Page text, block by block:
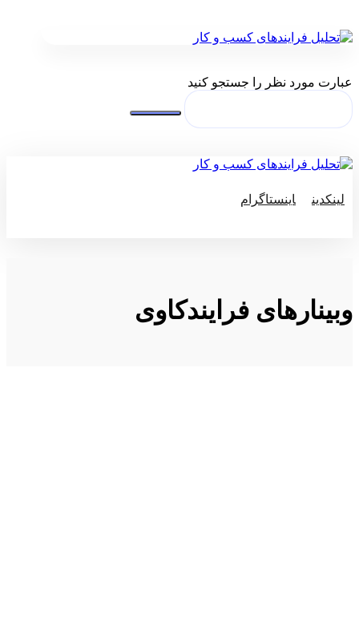
عبارت مورد نظر را جستجو کنید
لینکدین
اینستاگرام
وبینارهای فرایندکاوی